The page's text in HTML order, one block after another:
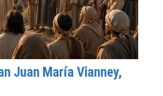
Juan María Vianney,